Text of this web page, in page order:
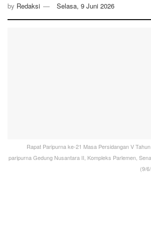
by Redaksi Selasa, 9 Juni 2026
Rapat Paripurna ke-21 Masa Persidangan V
paripurna Gedung Nusantara II, Kompleks Parlemen,
(9/